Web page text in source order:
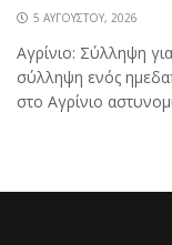
5 ΑΥΓΟΎΣΤΟΥ, 2026
Aγρίνιο: Σύλληψη
σύλληψη ενός
στο Αγρίνιο